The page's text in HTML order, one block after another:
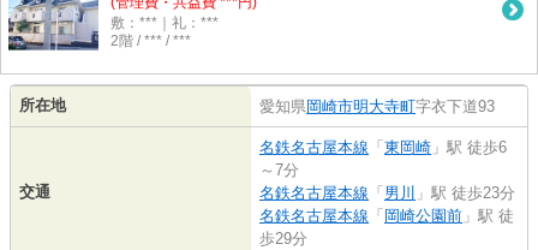
敷：***｜礼：***
2階 / *** / ***
所在地 愛知県岡崎市明大寺町字衣下道93
交通
名鉄名古屋本線 「 東岡崎 」駅 徒歩6
～7分
名鉄名古屋本線 「 男川 」駅 徒歩23分
名鉄名古屋本線 「 岡崎公園前 」駅 徒
歩29分